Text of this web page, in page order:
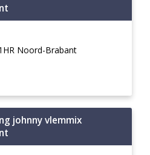
Noord-Brabant
johnny vlemmix